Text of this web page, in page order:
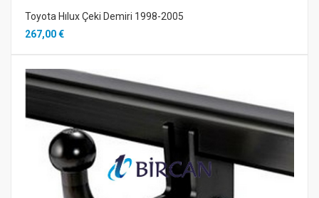
Toyota Hılux Çeki Demiri 1998-2005
267,00 €